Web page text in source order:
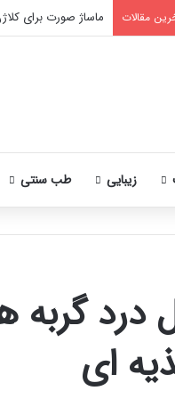
مقالات ماساژ صورت برای
زیبایی طب سنتی
درد گربه
ای
راهنمای
کامل
آموزش
ماساژ